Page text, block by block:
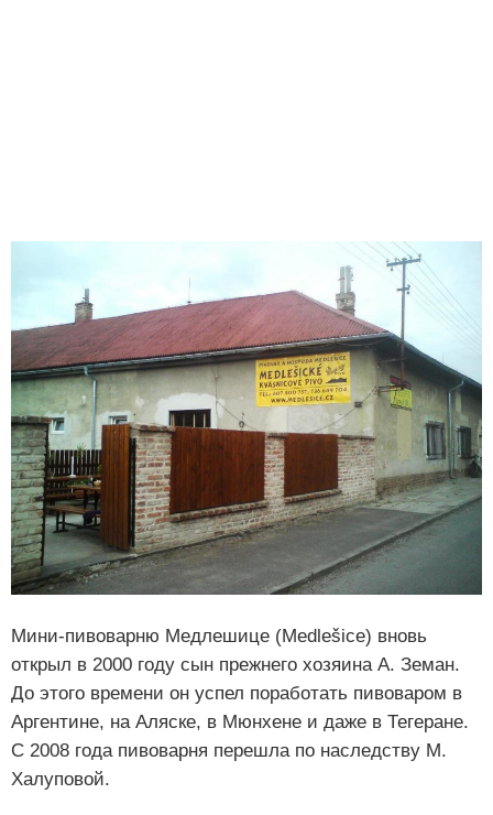
Мини-пивоварню Медлешице (Medlešice) вновь
открыл в 2000 году сын прежнего хозяина А. Земан.
До этого времени он успел поработать пивоваром в
Аргентине, на Аляске, в Мюнхене и даже в Тегеране.
С 2008 года пивоварня перешла по наследству М.
Халуповой.